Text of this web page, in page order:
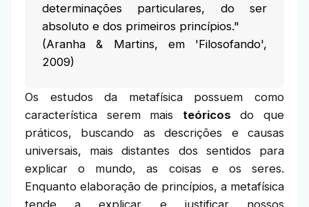
determinações particulares, do ser
absoluto e dos primeiros princípios."
(Aranha & Martins, em 'Filosofando',
2009)
Os estudos da metafísica possuem como
característica serem mais teóricos do que
práticos, buscando as descrições e causas
universais, mais distantes dos sentidos para
explicar o mundo, as coisas e os seres.
Enquanto elaboração de princípios, a metafísica
tende a explicar e justificar nossos